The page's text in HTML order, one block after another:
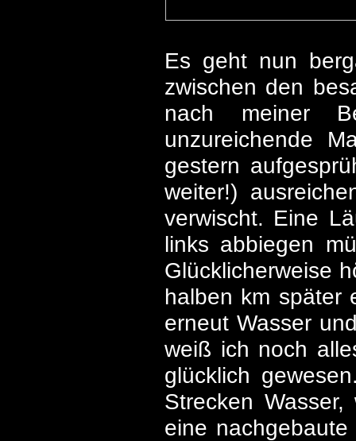
Es geht nun
zwischen den
nach meiner
unzureichende
gestern
weiter!)
verwischt. Eine
links abbiegen
Glücklicherweise
halben km später
erneut Wasser
weiß ich noch
glücklich
Strecken
eine